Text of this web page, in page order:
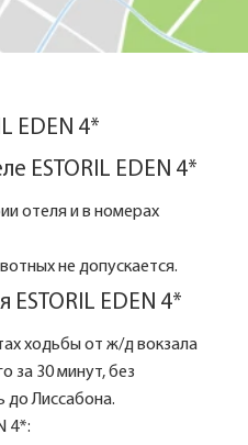
EDEN 4*
ESTORIL EDEN 4*
отеля и в номерах
не допускается.
ESTORIL EDEN 4*
ходьбы от ж/д вокзала
за 30 минут, без
до Лиссабона.
4*: